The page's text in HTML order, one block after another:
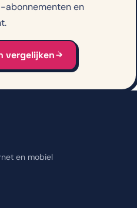
abonnementen en
vergelijken
en mobiel